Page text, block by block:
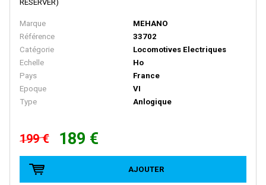
LBF Company
LEMACO / LEMATEC
LEMKE
LENZ
LGB
LILIPUT
RESERVER)
Marque
MEHANO
Référence
33702
Catégorie
Locomotives Electriques
Echelle
Ho
Pays
France
Epoque
VI
Type
Anlogique
199 € 189 €
AJOUTER